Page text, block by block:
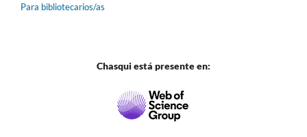
Para bibliotecarios/as
Chasqui está presente en: